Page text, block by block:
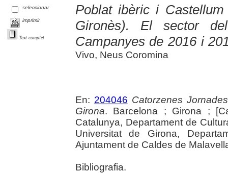
seleccionar
imprimir
Text complet
Poblat ibèric i
Gironès). El sector
Campanyes de 2016 i
Vivo, Neus Coromina
En: 204046 Catorzenes
Girona. Barcelona ; Girona ;
Catalunya, Departament de
Universitat de Girona,
Ajuntament de Caldes de
Bibliografia.